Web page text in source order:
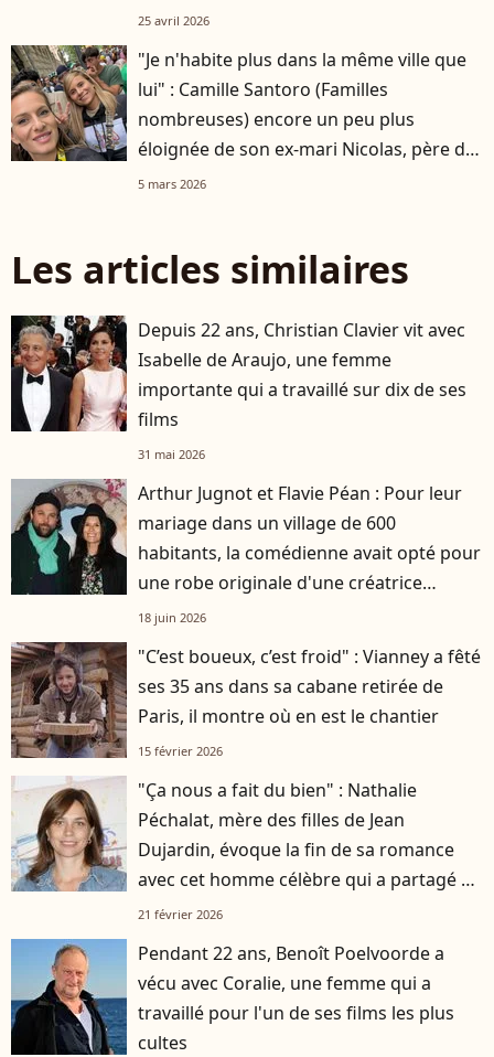
25 avril 2026
"Je n'habite plus dans la même ville que
lui" : Camille Santoro (Familles
nombreuses) encore un peu plus
éloignée de son ex-mari Nicolas, père de
ses six enfants
5 mars 2026
Les articles similaires
Depuis 22 ans, Christian Clavier vit avec
Isabelle de Araujo, une femme
importante qui a travaillé sur dix de ses
films
31 mai 2026
Arthur Jugnot et Flavie Péan : Pour leur
mariage dans un village de 600
habitants, la comédienne avait opté pour
une robe originale d'une créatrice
française
18 juin 2026
"C’est boueux, c’est froid" : Vianney a fêté
ses 35 ans dans sa cabane retirée de
Paris, il montre où en est le chantier
15 février 2026
"Ça nous a fait du bien" : Nathalie
Péchalat, mère des filles de Jean
Dujardin, évoque la fin de sa romance
avec cet homme célèbre qui a partagé sa
vie
21 février 2026
Pendant 22 ans, Benoît Poelvoorde a
vécu avec Coralie, une femme qui a
travaillé pour l'un de ses films les plus
cultes